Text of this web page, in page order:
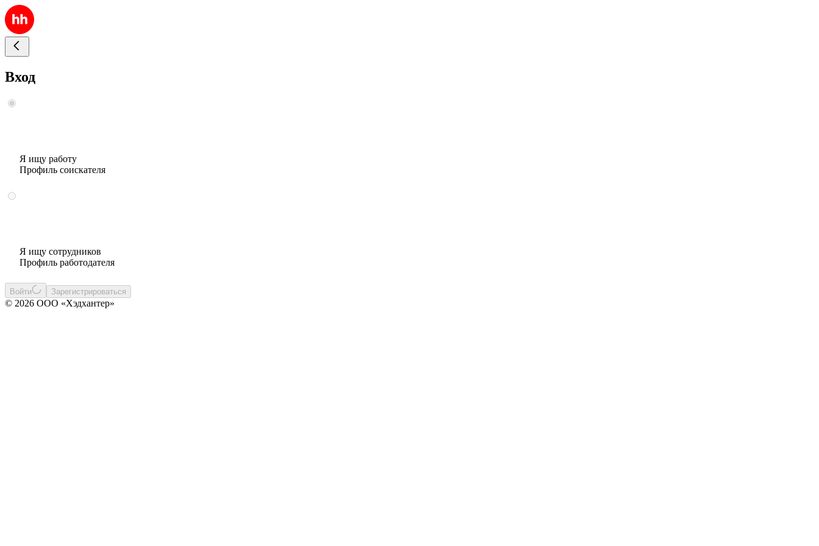
Вход
Я ищу работу
Профиль соискателя
Я ищу сотрудников
Профиль работодателя
Войти Зарегистрироваться
© 2026 ООО «Хэдхантер»